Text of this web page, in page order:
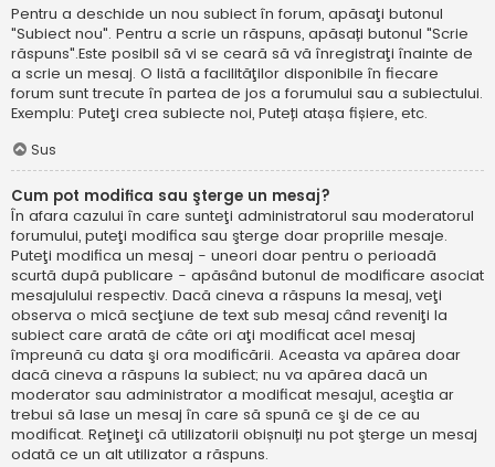
Pentru a deschide un nou subiect în forum, apăsaţi butonul
"Subiect nou". Pentru a scrie un răspuns, apăsați butonul "Scrie
răspuns".Este posibil să vi se ceară să vă înregistraţi înainte de
a scrie un mesaj. O listă a facilităţilor disponibile în fiecare
forum sunt trecute în partea de jos a forumului sau a subiectului.
Exemplu: Puteţi crea subiecte noi, Puteți atașa fișiere, etc.
Sus
Cum pot modifica sau şterge un mesaj?
În afara cazului în care sunteţi administratorul sau moderatorul
forumului, puteţi modifica sau şterge doar propriile mesaje.
Puteţi modifica un mesaj - uneori doar pentru o perioadă
scurtă după publicare - apăsând butonul de modificare asociat
mesajulului respectiv. Dacă cineva a răspuns la mesaj, veţi
observa o mică secţiune de text sub mesaj când reveniţi la
subiect care arată de câte ori aţi modificat acel mesaj
împreună cu data şi ora modificării. Aceasta va apărea doar
dacă cineva a răspuns la subiect; nu va apărea dacă un
moderator sau administrator a modificat mesajul, aceştia ar
trebui să lase un mesaj în care să spună ce şi de ce au
modificat. Reţineţi că utilizatorii obișnuiți nu pot şterge un mesaj
odată ce un alt utilizator a răspuns.